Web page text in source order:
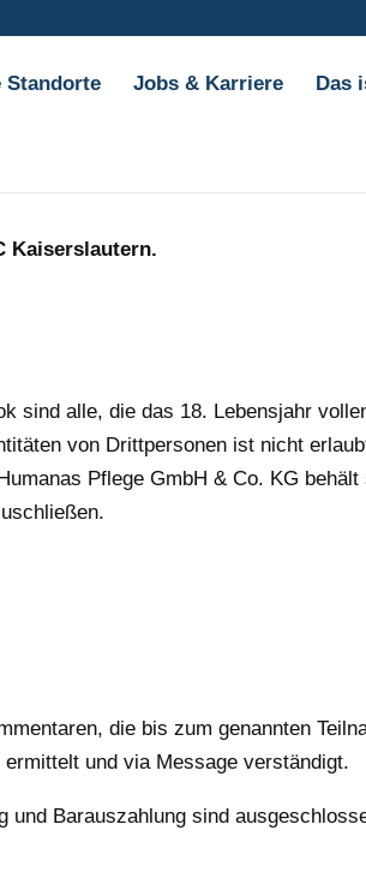
Standorte Jobs & Karriere Das
Kaiserslautern.
sind alle, die das 18. Lebensjahr
von Drittpersonen ist nicht
Pflege GmbH & Co. KG behält
die bis zum genannten
und via Message verständigt.
und Barauszahlung sind